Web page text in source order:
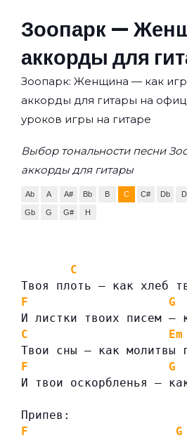
Зоопарк —
аккорды для
Зоопарк: Женщина — как
аккорды для гитары на
уроков игры на гитаре
Выбор тональности песни
аккорды для гитары
Ab A A# Bb B C C# Db D
Gb G G# H
C
Твоя плоть — как хлеб
F
G
И листки твоих писем —
C
Em
Твои сны — как молитвы
F
G
И твои оскорбленья —
Припев:
F
G